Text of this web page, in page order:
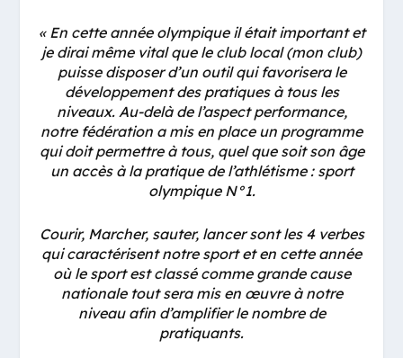
« En cette année olympique il était important et
je dirai même vital que le club local (mon club)
puisse disposer d’un outil qui favorisera le
développement des pratiques à tous les
niveaux. Au-delà de l’aspect performance,
notre fédération a mis en place un programme
qui doit permettre à tous, quel que soit son âge
un accès à la pratique de l’athlétisme : sport
olympique N°1.
Courir, Marcher, sauter, lancer sont les 4 verbes
qui caractérisent notre sport et en cette année
où le sport est classé comme grande cause
nationale tout sera mis en œuvre à notre
niveau afin d’amplifier le nombre de
pratiquants.